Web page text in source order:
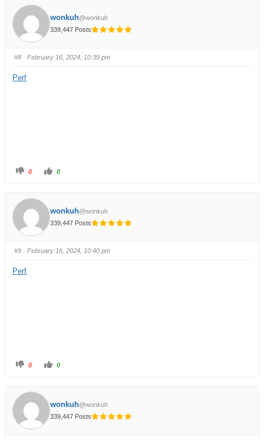
wonkuh@wonkuh
339,447 Posts
#8 · February 16, 2024, 10:39 pm
Perf
0 0
wonkuh@wonkuh
339,447 Posts
#9 · February 16, 2024, 10:40 pm
Perf
0 0
wonkuh@wonkuh
339,447 Posts